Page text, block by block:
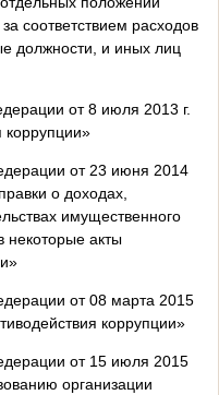
соответствием расходов
должности, и иных лиц
от 8 июля 2013 г.
от 23 июня 2014
о доходах,
имущественного
некоторые акты
от 08 марта 2015
коррупции»
от 15 июля 2015
организации